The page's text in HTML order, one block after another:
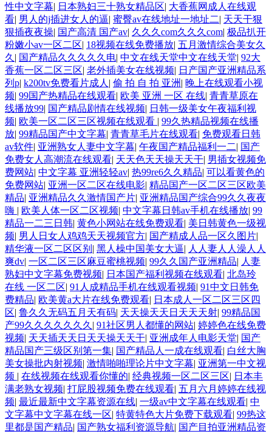
性中文字幕| 日本熟妇三十熟女精品区| 大香蕉网成人在线观
看| 男人的j插进女人的逼| 蜜臀av在线地址一地址二| 天天干狠
狠插夜夜操| 国产高清 国产av| 久久久com久久久com| 极品扒开
粉嫩小av一区二区| 18视频在线免费播放| 五月激情综合美女久
久 | 国产精品久久久久久电| 中文在线天堂中文在线天堂| 92大
香蕉一区二区三区| 老外插美女在线视频| 日产国产亚洲精品系
列p| k200tv免费看片成人 | 偷 拍 自 拍 亚洲 | 晚上在线观看小视
频| 99国产热精品在线观看| 欧美 亚洲 一区 在线| 青青草原在
线播放99| 国产精品剧情在线视频| 日韩一级美女午夜福利视
频| 欧美一区二区三区视频在线观看 | 99久热精品视频在线播
放| 99精品国产中文字幕| 青青草毛片在线观看| 免费观看日韩
av软件| 亚洲熟女人妻中文字幕| 午夜国产精品福利一二| 国产
免费女人高潮流在线观看| 天天色天天操天天干| 男插女视频免
费网站| 中文字幕 亚洲轻轻av| 热99re6久久精品| 可以看黄色的
免费网站| 亚洲一区二区在线电影| 精品国产一区二区三区欧美
精品| 亚洲精品久久激情国产片| 亚洲精品国产综合99久久夜夜
嗨 | 欧美人体一区二区视频| 中文字幕日韩av手机在线播放| 99
精品一二三日韩| 黄色小网站在线免费观看| 美日韩黄色一级视
频| 男人日女人鸡鸡天天视频官方| 国产精成人品一区久图片|
精华液一区二区区别 | 黑人橾中国美女大逼| 人人妻人人澡人人
爽dv| 一区二区三区麻豆蜜桃视频| 99久久国产亚洲精品| 人妻
熟妇中文字幕免费视频| 日本国产福利视频在线观看| 北岛玲
在线 一区二区| 91人成精品手机在线观看视频| 91中文日韩免
费精品| 欧美黄a大片在线免费观看| 日本成人一区二区三区四
区| 鲁久久无码五月天有码| 天天操天天日天天天射| 99精品国
产99久久久久久久久 | 91社区男人都懂的网站| 婷婷色在线免费
视频| 天天插天天日天天操天天干| 亚洲成年人电影天堂| 国产
精品国产三级区别第一集| 国产精品人一成在线观看| 白丝大胸
美女操批内射视频| 激情啪啪理论片中文字幕| 亚洲第一中文视
频 | 在线视频在线观看你懂的| 经典视频一区二区三区| 日本丰
满老熟女视频| 打屁股视频免费在线观看| 五月六月婷婷在线视
频| 最近最新中文字幕资源在线| 一级av中文字幕在线观看| 中
文字幕中文字幕在线一区| 特黄特色大片免费下载观看| 99热这
里都是国产精品| 国产熟女福利资源导航| 国产目拍亚洲精品资